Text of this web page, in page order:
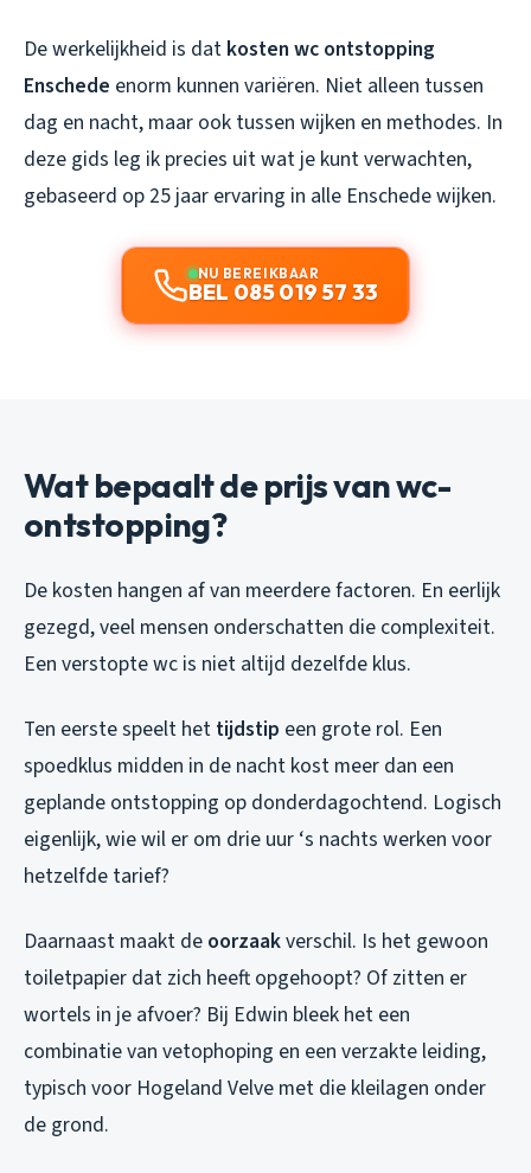
De werkelijkheid is dat kosten wc ontstopping
Enschede enorm kunnen variëren. Niet alleen tussen
dag en nacht, maar ook tussen wijken en methodes. In
deze gids leg ik precies uit wat je kunt verwachten,
gebaseerd op 25 jaar ervaring in alle Enschede wijken.
NU BEREIKBAAR
BEL 085 019 57 33
Wat bepaalt de prijs van wc-
ontstopping?
De kosten hangen af van meerdere factoren. En eerlijk
gezegd, veel mensen onderschatten die complexiteit.
Een verstopte wc is niet altijd dezelfde klus.
Ten eerste speelt het tijdstip een grote rol. Een
spoedklus midden in de nacht kost meer dan een
geplande ontstopping op donderdagochtend. Logisch
eigenlijk, wie wil er om drie uur ‘s nachts werken voor
hetzelfde tarief?
Daarnaast maakt de oorzaakverschil. Is het gewoon
toiletpapier dat zich heeft opgehoopt? Of zitten er
wortels in je afvoer? Bij Edwin bleek het een
combinatie van vetophoping en een verzakte leiding,
typisch voor Hogeland Velve met die kleilagen onder
de grond.